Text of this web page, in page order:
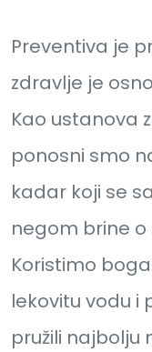
Preventiva je
zdravlje je
Kao ustanova
ponosni smo
kadar koji se
negom brine
Koristimo
lekovitu vodu i
pružili najbolju